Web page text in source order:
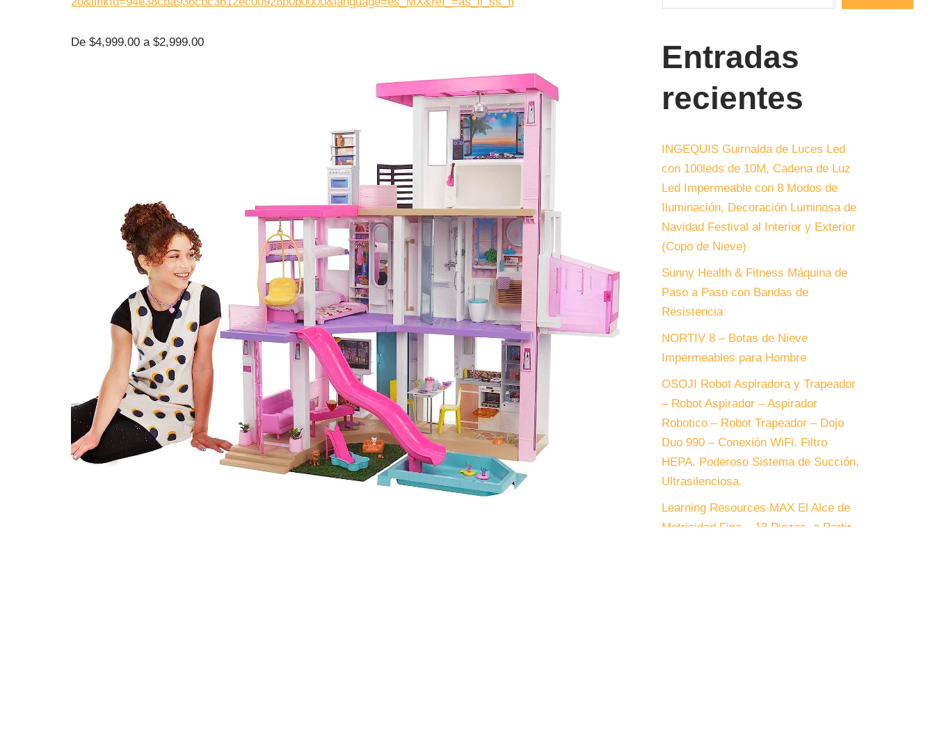
De $4,999.00 a $2,999.00
Entradas
recientes
INGEQUIS Guirnalda de Luces Led
con 100leds de 10M, Cadena de Luz
Led Impermeable con 8 Modos de
Iluminación, Decoración Luminosa de
Navidad Festival al Interior y Exterior
(Copo de Nieve)
Sunny Health & Fitness Máquina de
Paso a Paso con Bandas de
Resistencia
NORTIV 8 – Botas de Nieve
Impermeables para Hombre
OSOJI Robot Aspiradora y Trapeador
– Robot Aspirador – Aspirador
Robotico – Robot Trapeador – Dojo
Duo 990 – Conexión WiFi. Filtro
HEPA. Poderoso Sistema de Succión,
Ultrasilenciosa.
Learning Resources MAX El Alce de
Motricidad Fina – 13 Piezas, a Partir